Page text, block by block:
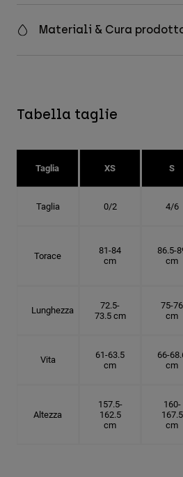
Materiali & Cura
Tabella taglie
Taglia XS S
Taglia 0/2 4/6
Torace
81-84
cm
86.5-
cm
Lunghezza
72.5-
73.5 cm
75-76
cm
Vita
61-63.5
cm
66-
cm
Altezza
157.5-
162.5
cm
160-
167.5
cm